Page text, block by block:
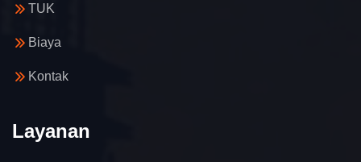
TUK
Biaya
Kontak
Layanan